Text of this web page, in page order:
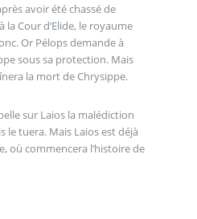
avoir été chassé de
la Cour d’Elide, le royaume
Or Pélops demande à
sous sa protection. Mais
la mort de Chrysippe.
sur Laios la malédiction
le tuera. Mais Laios est déjà
où commencera l’histoire de